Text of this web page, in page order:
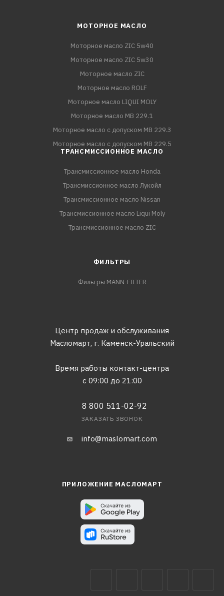
МОТОРНОЕ МАСЛО
Моторное масло ZIC 5w40
Моторное масло ZIC 5w30
Моторное масло ZIC
Моторное масло ROLF
Моторное масло LIQUI MOLY
Моторное масло MB 229.1
Моторное масло с допуском MB 229.3
Моторное масло с допуском MB 229.5
ТРАНСМИССИОННОЕ МАСЛО
Трансмиссионное масло Honda
Трансмиссионное масло Лукойл
Трансмиссионное масло Nissan
Трансмиссионное масло Liqui Moly
Трансмиссионное масло ZIC
ФИЛЬТРЫ
Фильтры MANN-FILTER
Центр продаж и обслуживания
Масломарт, г. Каменск-Уральский
Время работы контакт-центра
с 09:00 до 21:00
8 800 511-02-92
ЗАКАЗАТЬ ЗВОНОК
info@maslomart.com
ПРИЛОЖЕНИЕ МАСЛОМАРТ